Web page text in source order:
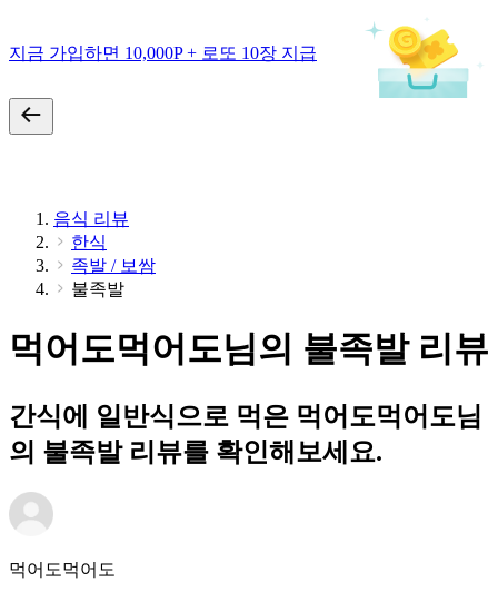
지금 가입하면 10,000P + 로또 10장 지급
음식 리뷰
한식
족발 / 보쌈
불족발
먹어도먹어도님의 불족발 리뷰
간식에 일반식으로 먹은 먹어도먹어도님
의 불족발 리뷰를 확인해보세요.
먹어도먹어도